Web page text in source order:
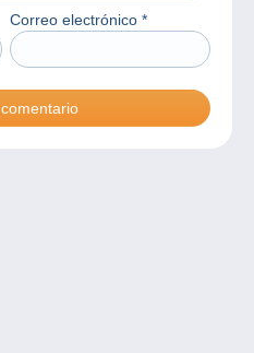
Correo electrónico *